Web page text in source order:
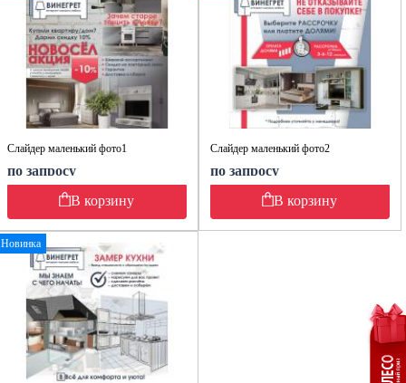
Слайдер маленький фото1
по запросу
В корзину
Слайдер маленький фото2
по запросу
В корзину
Новинка